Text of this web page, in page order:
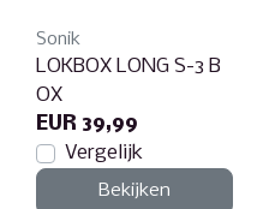
Sonik
LOKBOX LONG S-3 B
OX
EUR 39,99
Vergelijk
Bekijken